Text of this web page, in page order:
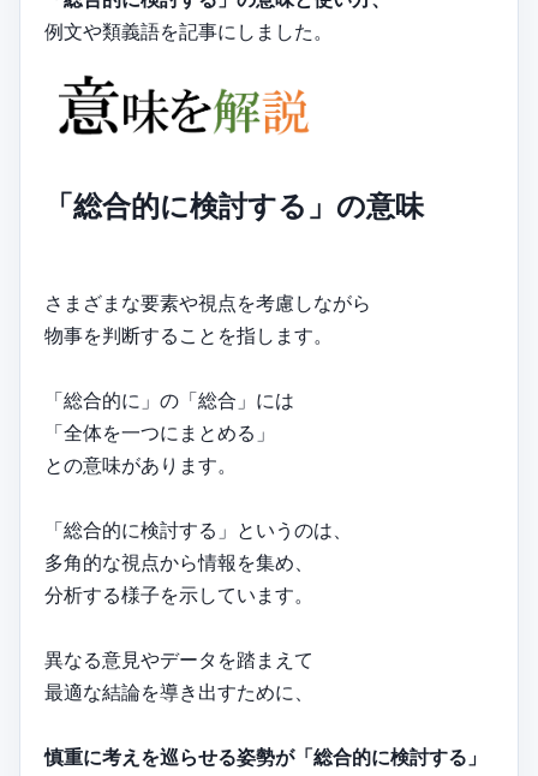
例文や類義語を記事にしました。
「総合的に検討する」の意味
さまざまな要素や視点を考慮しながら
物事を判断することを指します。
「総合的に」の「総合」には
「全体を一つにまとめる」
との意味があります。
「総合的に検討する」というのは、
多角的な視点から情報を集め、
分析する様子を示しています。
異なる意見やデータを踏まえて
最適な結論を導き出すために、
慎重に考えを巡らせる姿勢が「総合的に検討する」